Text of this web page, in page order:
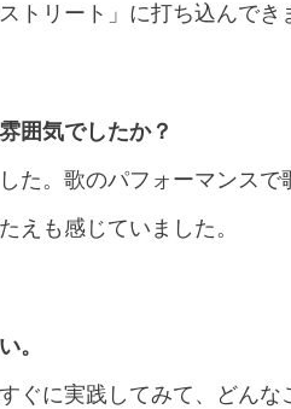
トリート」に打ち込んでき
囲気でしたか？
た。歌のパフォーマンス
えも感じていました。
。
ぐに実践してみて、どん